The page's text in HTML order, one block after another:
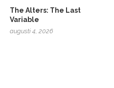
The Alters: The Last
Variable
augusti 4, 2026